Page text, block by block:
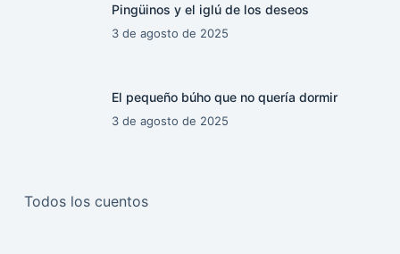
Pingüinos y el iglú de los deseos
3 de agosto de 2025
El pequeño búho que no quería dormir
3 de agosto de 2025
Todos los cuentos